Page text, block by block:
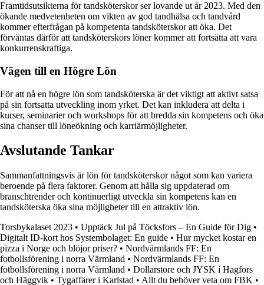
Framtidsutsikterna för tandsköterskor ser lovande ut år 2023. Med den
ökande medvetenheten om vikten av god tandhälsa och tandvård
kommer efterfrågan på kompetenta tandsköterskor att öka. Det
förväntas därför att tandsköterskors löner kommer att fortsätta att vara
konkurrenskraftiga.
Vägen till en Högre Lön
För att nå en högre lön som tandsköterska är det viktigt att aktivt satsa
på sin fortsatta utveckling inom yrket. Det kan inkludera att delta i
kurser, seminarier och workshops för att bredda sin kompetens och öka
sina chanser till löneökning och karriärmöjligheter.
Avslutande Tankar
Sammanfattningsvis är lön för tandsköterskor något som kan variera
beroende på flera faktorer. Genom att hålla sig uppdaterad om
branschtrender och kontinuerligt utveckla sin kompetens kan en
tandsköterska öka sina möjligheter till en attraktiv lön.
Torsbykalaset 2023 • Upptäck Jul på Töcksfors – En Guide för Dig •
Digitalt ID-kort hos Systembolaget: En guide • Hur mycket kostar en
pizza i Norge och blöjor priser? • Nordvärmlands FF: En
fotbollsförening i norra Värmland • Nordvärmlands FF: En
fotbollsförening i norra Värmland • Dollarstore och JYSK i Hagfors
och Häggvik • Tygaffärer i Karlstad • Allt du behöver veta om FBK •